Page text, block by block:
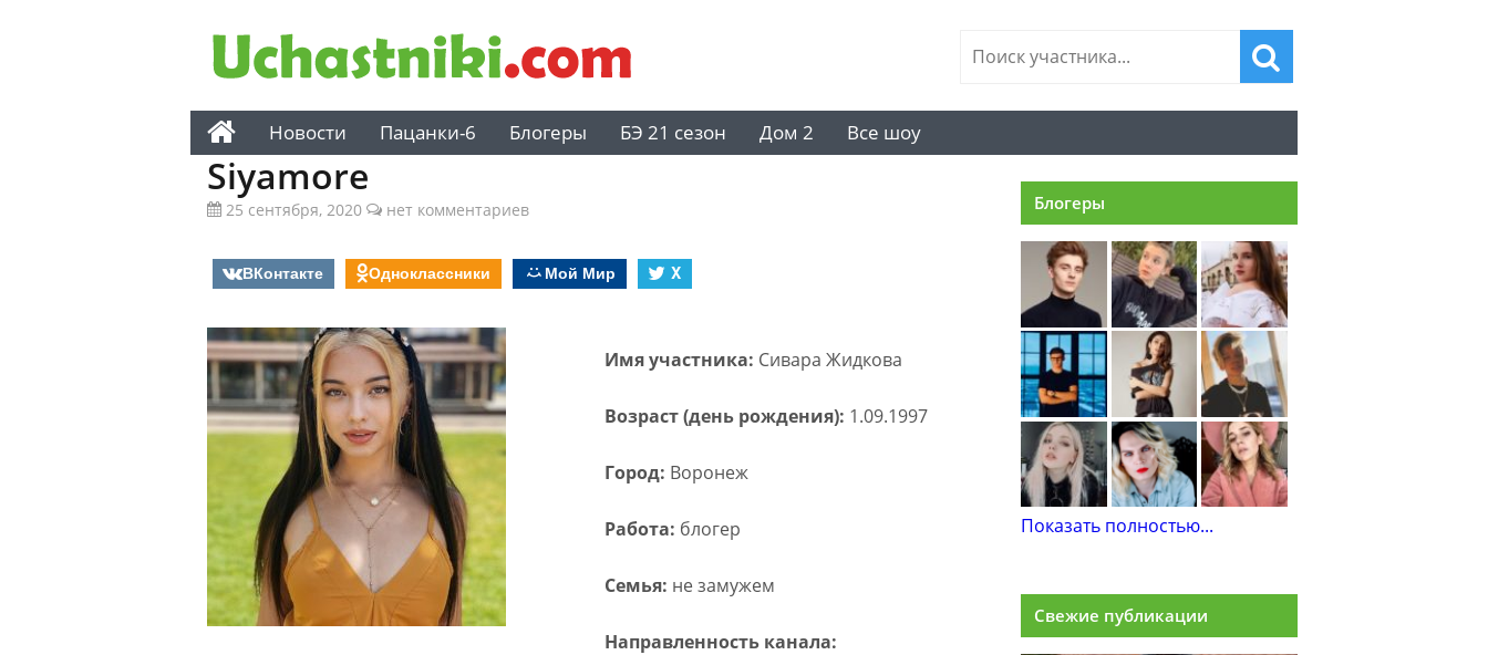
Новости Пацанки-6 Блогеры БЭ 21 сезон Дом 2 Все шоу
Siyamore
25 сентября, 2020 нет комментариев
ВКонтакте Одноклассники Мой Мир X
Имя участника: Сивара Жидкова
Возраст (день рождения): 1.09.1997
Город: Воронеж
Работа: блогер
Семья: не замужем
Направленность канала:
Блогеры
Показать полностью...
Свежие публикации